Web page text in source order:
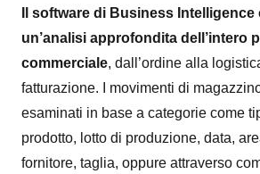
Il software di Business
un’analisi approfondita dell’intero
commerciale, dall’ordine alla
fatturazione. I movimenti di
esaminati in base a categorie come
prodotto, lotto di produzione, data,
fornitore, taglia, oppure attraverso